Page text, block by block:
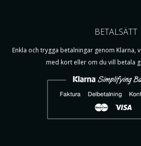
BETALSÄTT
Enkla och trygga betalningar genom Klarna,
med kort eller om du vill betala